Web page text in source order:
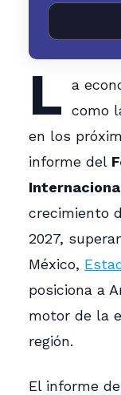
L a
como
en los
informe del
crecimiento
2027,
México,
posiciona a
motor de la
región.
El informe